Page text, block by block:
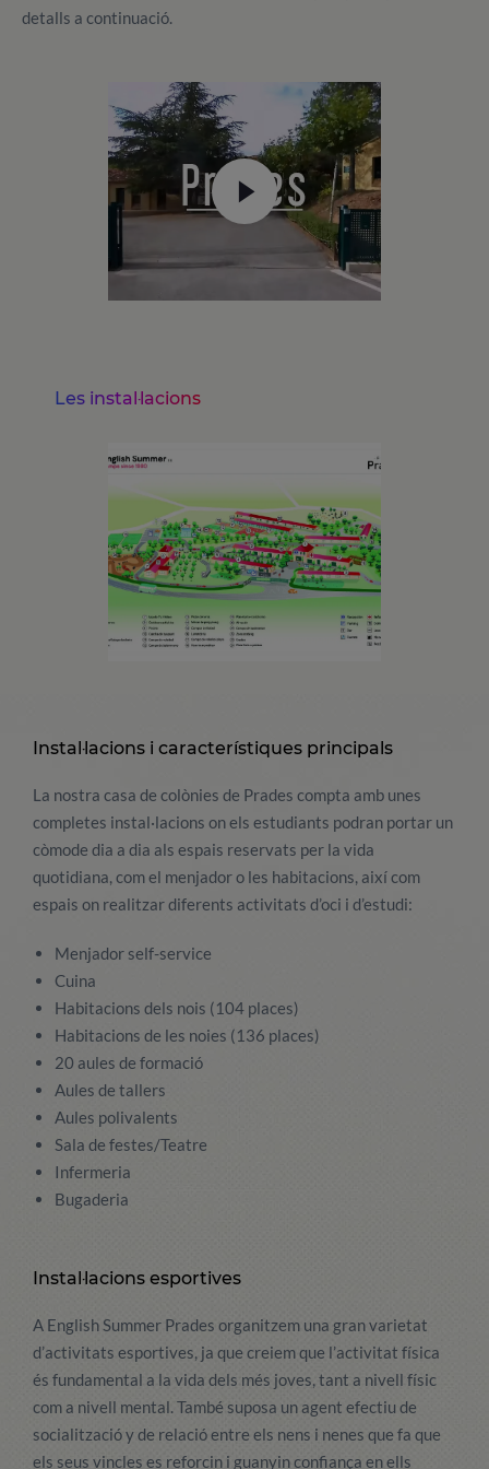
detalls a continuació.
Les instal·lacions
Instal·lacions i característiques principals
La nostra casa de colònies de Prades compta amb unes
completes instal·lacions on els estudiants podran portar un
còmode dia a dia als espais reservats per la vida
quotidiana, com el menjador o les habitacions, així com
espais on realitzar diferents activitats d’oci i d’estudi:
Menjador self-service
Cuina
Habitacions dels nois (104 places)
Habitacions de les noies (136 places)
20 aules de formació
Aules de tallers
Aules polivalents
Sala de festes/Teatre
Infermeria
Bugaderia
Instal·lacions esportives
A English Summer Prades organitzem una gran varietat
d’activitats esportives, ja que creiem que l’activitat física
és fundamental a la vida dels més joves, tant a nivell físic
com a nivell mental. També suposa un agent efectiu de
socialització y de relació entre els nens i nenes que fa que
els seus vincles es reforcin i guanyin confiança en ells